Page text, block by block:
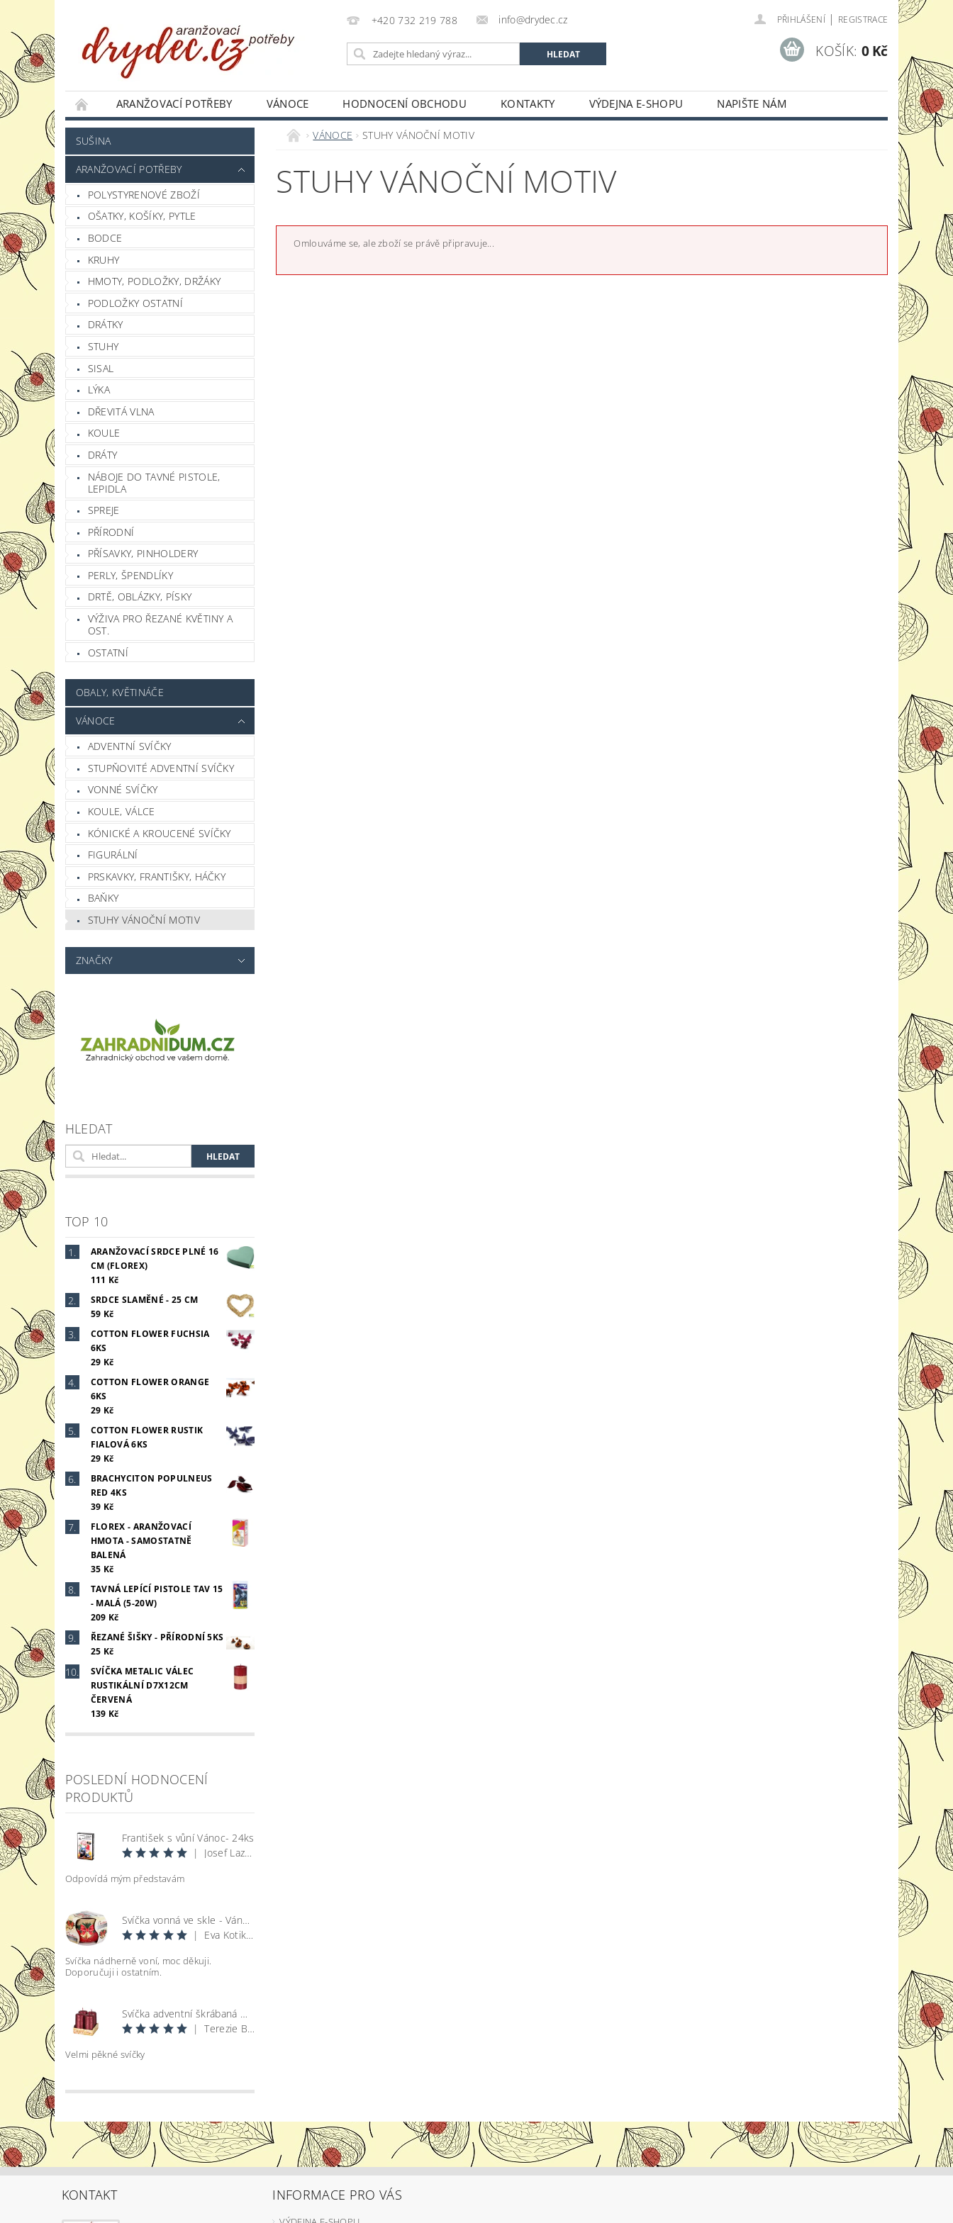
+420 732 219 788 info@drydec.cz PŘIHLÁŠENÍ | REGISTRACE
KOŠÍK: 0 Kč
ARANŽOVACÍ POTŘEBY VÁNOCE HODNOCENÍ OBCHODU KONTAKTY VÝDEJNA E-SHOPU
NAPIŠTE NÁM
JAK NAKUPOVAT
PODMÍNKY OCHRANY OSOBNÍCH ÚDAJŮ OBCHODNÍ PODMÍNKY
SUŠINA
ARANŽOVACÍ POTŘEBY
POLYSTYRENOVÉ ZBOŽÍ
OŠATKY, KOŠÍKY, PYTLE
BODCE
KRUHY
HMOTY, PODLOŽKY, DRŽÁKY
PODLOŽKY OSTATNÍ
DRÁTKY
STUHY
SISAL
LÝKA
DŘEVITÁ VLNA
KOULE
DRÁTY
NÁBOJE DO TAVNÉ PISTOLE,
LEPIDLA
SPREJE
PŘÍRODNÍ
PŘÍSAVKY, PINHOLDERY
PERLY, ŠPENDLÍKY
DRTĚ, OBLÁZKY, PÍSKY
VÝŽIVA PRO ŘEZANÉ KVĚTINY A
OST.
OSTATNÍ
OBALY, KVĚTINÁČE
VÁNOCE
ADVENTNÍ SVÍČKY
STUPŇOVITÉ ADVENTNÍ SVÍČKY
VONNÉ SVÍČKY
KOULE, VÁLCE
KÓNICKÉ A KROUCENÉ SVÍČKY
FIGURÁLNÍ
PRSKAVKY, FRANTIŠKY, HÁČKY
BAŇKY
STUHY VÁNOČNÍ MOTIV
ZNAČKY
HLEDAT
TOP 10
ARANŽOVACÍ SRDCE PLNÉ 16
CM (FLOREX)
111 Kč
SRDCE SLAMĚNÉ - 25 CM
59 Kč
COTTON FLOWER FUCHSIA
6KS
29 Kč
COTTON FLOWER ORANGE
6KS
29 Kč
COTTON FLOWER RUSTIK
FIALOVÁ 6KS
29 Kč
BRACHYCITON POPULNEUS
RED 4KS
39 Kč
FLOREX - ARANŽOVACÍ
HMOTA - SAMOSTATNĚ
BALENÁ
35 Kč
TAVNÁ LEPÍCÍ PISTOLE TAV 15
- MALÁ (5-20W)
209 Kč
ŘEZANÉ ŠIŠKY - PŘÍRODNÍ 5KS
25 Kč
SVÍČKA METALIC VÁLEC
RUSTIKÁLNÍ D7X12CM
ČERVENÁ
139 Kč
POSLEDNÍ HODNOCENÍ
PRODUKTŮ
František s vůní Vánoc- 24ks
|
Josef Lazecký
Odpovídá mým představám
Svíčka vonná ve skle - Vánoce
|
Eva Kotikova
Svíčka nádherně voní, moc děkuji.
Doporučuji i ostatním.
Svíčka adventní škrábaná metal lesk - bordó d4x8cm 4ks
|
Terezie Bohatová
Velmi pěkné svíčky
VÁNOCE STUHY VÁNOČNÍ MOTIV
STUHY VÁNOČNÍ MOTIV
Omlouváme se, ale zboží se právě připravuje...
KONTAKT INFORMACE PRO VÁS